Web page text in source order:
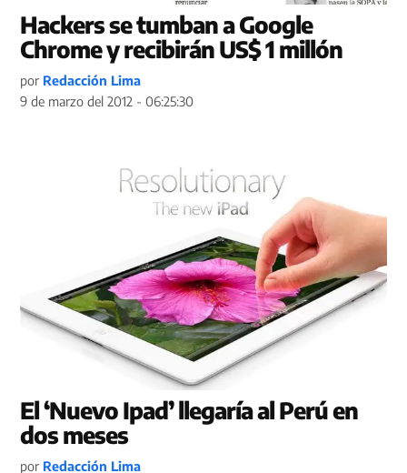
Hackers se tumban a Google
Chrome y recibirán US$ 1 millón
por Redacción Lima
9 de marzo del 2012 - 06:25:30
El ‘Nuevo Ipad’ llegaría al Perú en
dos meses
por Redacción Lima